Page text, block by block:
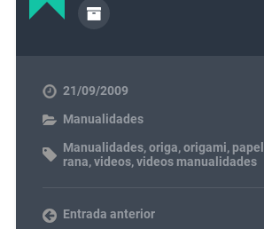
21/09/2009
Manualidades
Manualidades,origa,origami, papel
rana,videos,videos manualidades
Entrada anterior